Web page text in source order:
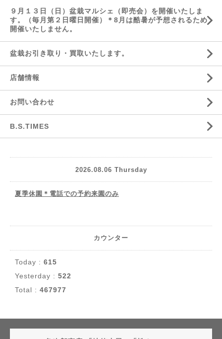
９月１３日（日）盆栽マルシェ（即売会）を開催いたしま
す。（毎月第２日曜日開催）＊8月は酷暑が予想されるため
開催いたしません。
盆栽お引き取り・買取いたします。
店舗情報
お問い合わせ
B.S.TIMES
2026.08.06 Thursday
夏季休園＊電話での予約来園のみ
カウンター
Today : 615
Yesterday : 522
Total : 467977